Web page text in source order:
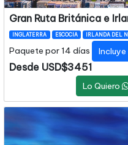
Gran Ruta Británica e
INGLATERRA ESCOCIA IRLANDA DEL
Paquete por 14 días Incluye
Desde USD$3451
Lo Quiero